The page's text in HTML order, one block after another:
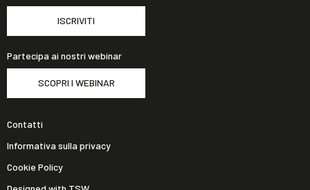
ISCRIVITI
Partecipa ai nostri webinar
SCOPRI I WEBINAR
Contatti
Informativa sulla privacy
Cookie Policy